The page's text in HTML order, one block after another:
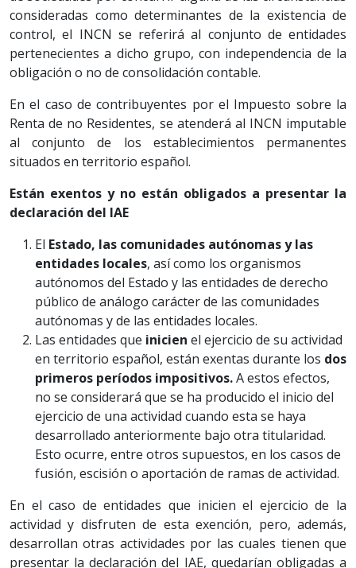
consideradas como determinantes de la existencia de
control, el INCN se referirá al conjunto de entidades
pertenecientes a dicho grupo, con independencia de la
obligación o no de consolidación contable.
En el caso de contribuyentes por el Impuesto sobre la
Renta de no Residentes, se atenderá al INCN imputable
al conjunto de los establecimientos permanentes
situados en territorio español.
Están exentos y no están obligados a presentar la
declaración del IAE
El Estado, las comunidades autónomas y las
entidades locales, así como los organismos
autónomos del Estado y las entidades de derecho
público de análogo carácter de las comunidades
autónomas y de las entidades locales.
Las entidades que inicien el ejercicio de su actividad
en territorio español, están exentas durante los dos
primeros períodos impositivos.A estos efectos,
no se considerará que se ha producido el inicio del
ejercicio de una actividad cuando esta se haya
desarrollado anteriormente bajo otra titularidad.
Esto ocurre, entre otros supuestos, en los casos de
fusión, escisión o aportación de ramas de actividad.
En el caso de entidades que inicien el ejercicio de la
actividad y disfruten de esta exención, pero, además,
desarrollan otras actividades por las cuales tienen que
presentar la declaración del IAE, quedarían obligadas a